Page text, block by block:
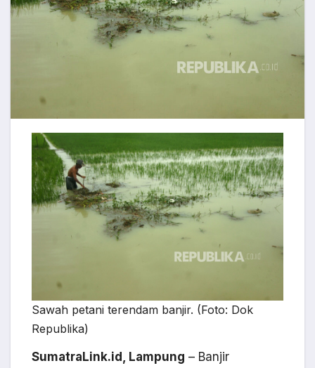
Sawah petani terendam banjir. (Foto: Dok
Republika)
SumatraLink.id, Lampung – Banjir